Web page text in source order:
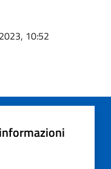
10:52